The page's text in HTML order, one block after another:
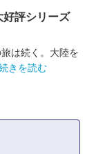
好評シリーズ
は続く。大陸を
きを読む